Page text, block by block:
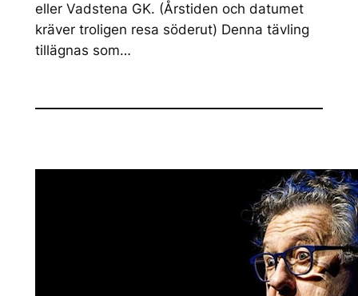
eller Vadstena GK. (Årstiden och datumet
kräver troligen resa söderut) Denna tävling
tillägnas som…